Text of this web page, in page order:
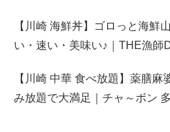
【川崎 海鮮丼】ゴロっと海鮮
い・速い・美味い♪｜THE漁師
【川崎 中華 食べ放題】薬膳
み放題で大満足｜チャ～ボン